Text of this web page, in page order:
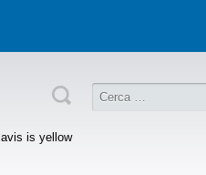
is yellow